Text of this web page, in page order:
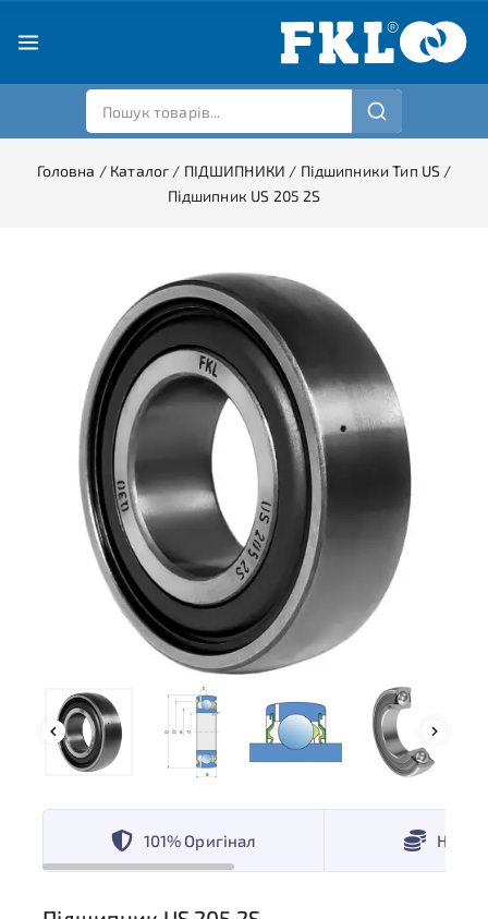
Головна / Каталог / ПІДШИПНИКИ / Підшипники Тип US /
Підшипник US 205 2S
101% Оригінал